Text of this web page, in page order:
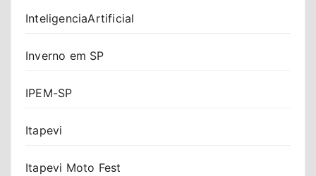
InteligenciaArtificial
Inverno em SP
IPEM-SP
Itapevi
Itapevi Moto Fest